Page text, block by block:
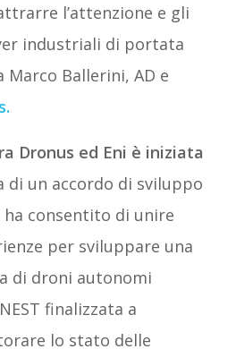
l’attenzione e gli
industriali di portata
Marco Ballerini, AD e
Dronus ed Eni è iniziata
di un accordo di sviluppo
ha consentito di unire
per sviluppare una
di droni autonomi
finalizzata a
lo stato delle